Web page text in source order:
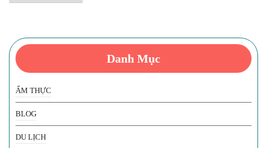
Danh Mục
ẨM THỰC
BLOG
DU LỊCH